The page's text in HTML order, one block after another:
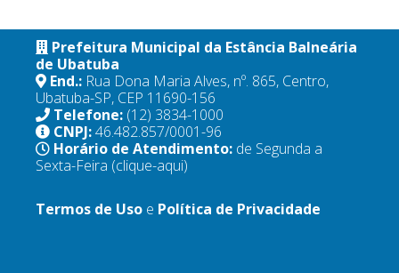
Prefeitura Municipal da Estância Balneária
de Ubatuba
End.: Rua Dona Maria Alves, nº. 865, Centro,
Ubatuba-SP, CEP 11690-156
Telefone: (12) 3834-1000
CNPJ:46.482.857/0001-96
Horário de Atendimento: de Segunda a
Sexta-Feira (clique-aqui)
Termos de Uso e Política de Privacidade